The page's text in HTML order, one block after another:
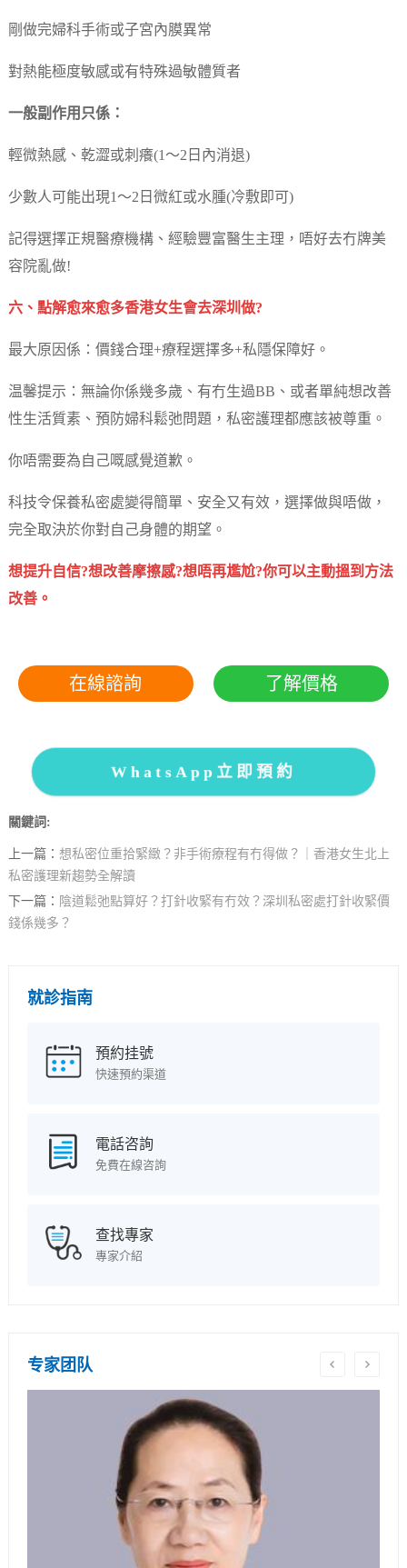
剛做完婦科手術或子宮內膜異常
對熱能極度敏感或有特殊過敏體質者
一般副作用只係：
輕微熱感、乾澀或刺癢(1～2日內消退)
少數人可能出現1～2日微紅或水腫(冷敷即可)
記得選擇正規醫療機構、經驗豐富醫生主理，唔好去冇牌美
容院亂做!
六、點解愈來愈多香港女生會去深圳做?
最大原因係：價錢合理+療程選擇多+私隱保障好。
温馨提示：無論你係幾多歲、有冇生過BB、或者單純想改善
性生活質素、預防婦科鬆弛問題，私密護理都應該被尊重。
你唔需要為自己嘅感覺道歉。
科技令保養私密處變得簡單、安全又有效，選擇做與唔做，
完全取決於你對自己身體的期望。
想提升自信?想改善摩擦感?想唔再尷尬?你可以主動搵到方法
改善。
在線諮詢 了解價格
WhatsApp立即預約
關鍵詞:
上一篇： 想私密位重拾緊緻？非手術療程有冇得做？｜香港女生北上
私密護理新趨勢全解讀
下一篇： 陰道鬆弛點算好？打針收緊有冇效？深圳私密處打針收緊價
錢係幾多？
就診指南
預約挂號
快速預約渠道
電話咨詢
免費在線咨詢
查找專家
專家介紹
专家团队